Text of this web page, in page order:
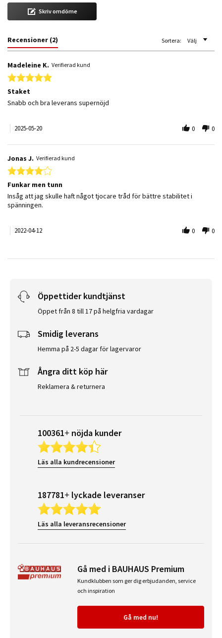
Skriv omdöme
Recensioner (2) Sortera: Välj
Madeleine K. Verifierad kund
5.0 star rating
Staket
Review by Madeleine K. on 20 May 2025
review stating Staket
Snabb och bra leverans supernöjd
2025-05-20 0 0
Jonas J. Verifierad kund
4.0 star rating
Funkar men tunn
Review by Jonas J. on 12 Apr 2022
review stating Funkar men tunn
Insåg att jag skulle haft något tjocare tråd för bättre stabilitet i
spänningen.
2022-04-12 0 0
Öppettider kundtjänst
Öppet från 8 till 17 på helgfria vardagar
Smidig leverans
Hemma på 2-5 dagar för lagervaror
Ångra ditt köp här
Reklamera & returnera
100361+ nöjda kunder
Läs alla kundrecensioner
187781+ lyckade leveranser
Läs alla leveransrecensioner
Gå med i BAUHAUS Premium
Kundklubben som ger dig erbjudanden, service
och inspiration
Gå med nu!